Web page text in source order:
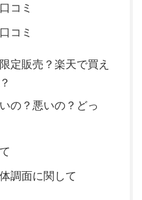
コミ
コミ
定販売？楽天で買え
の？悪いの？どっ
調面に関して